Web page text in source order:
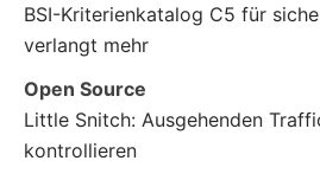
BSI-Kriterienkatalog C5 für
verlangt mehr
Open Source
Little Snitch: Ausgehenden
kontrollieren